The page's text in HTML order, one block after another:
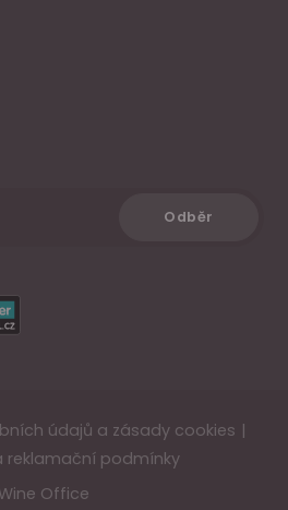
Odběr
údajů a zásady cookies
reklamační podmínky
Wine Office